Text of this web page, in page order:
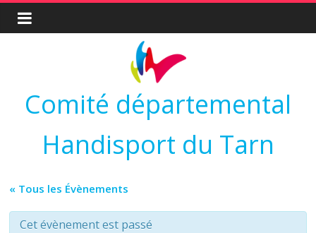
Comité départemental
Handisport du Tarn
« Tous les Évènements
Cet évènement est passé